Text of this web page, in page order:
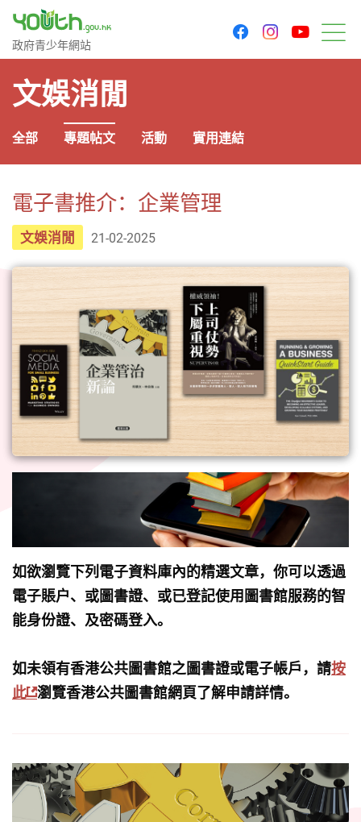
政府青少年網站
政府青少年網站
facebookinstagram
文娛消閒
全部 專題帖文 活動 實用連結
電子書推介：企業管理
文娛消閒 21-02-2025
如欲瀏覽下列電子資料庫內的精選文章，你可以透過
電子賬户、或圖書證、或已登記使用圖書館服務的智
能身份證、及密碼登入。
如未領有香港公共圖書館之圖書證或電子帳戶，請按
此 瀏覽香港公共圖書館網頁了解申請詳情。